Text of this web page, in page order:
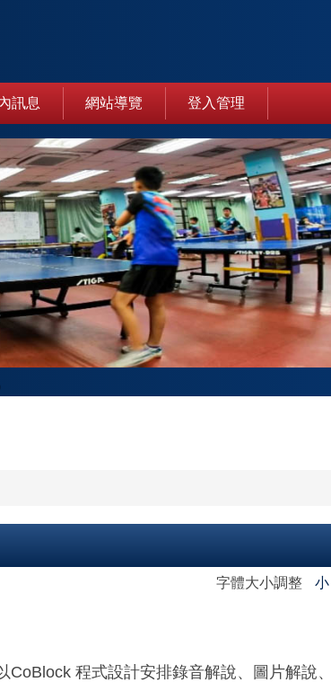
訊息 網站導覽 登入管理
字體大小調整 小
程式設計安排錄音解說、圖片解說